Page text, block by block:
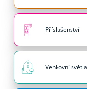
Příslušenství
Venkovní světla